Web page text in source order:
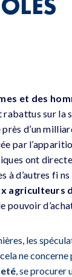
et des
sur la
d’un
par
ont
d’autres fi ns
agriculteurs
les
ne concerne
, se procurer